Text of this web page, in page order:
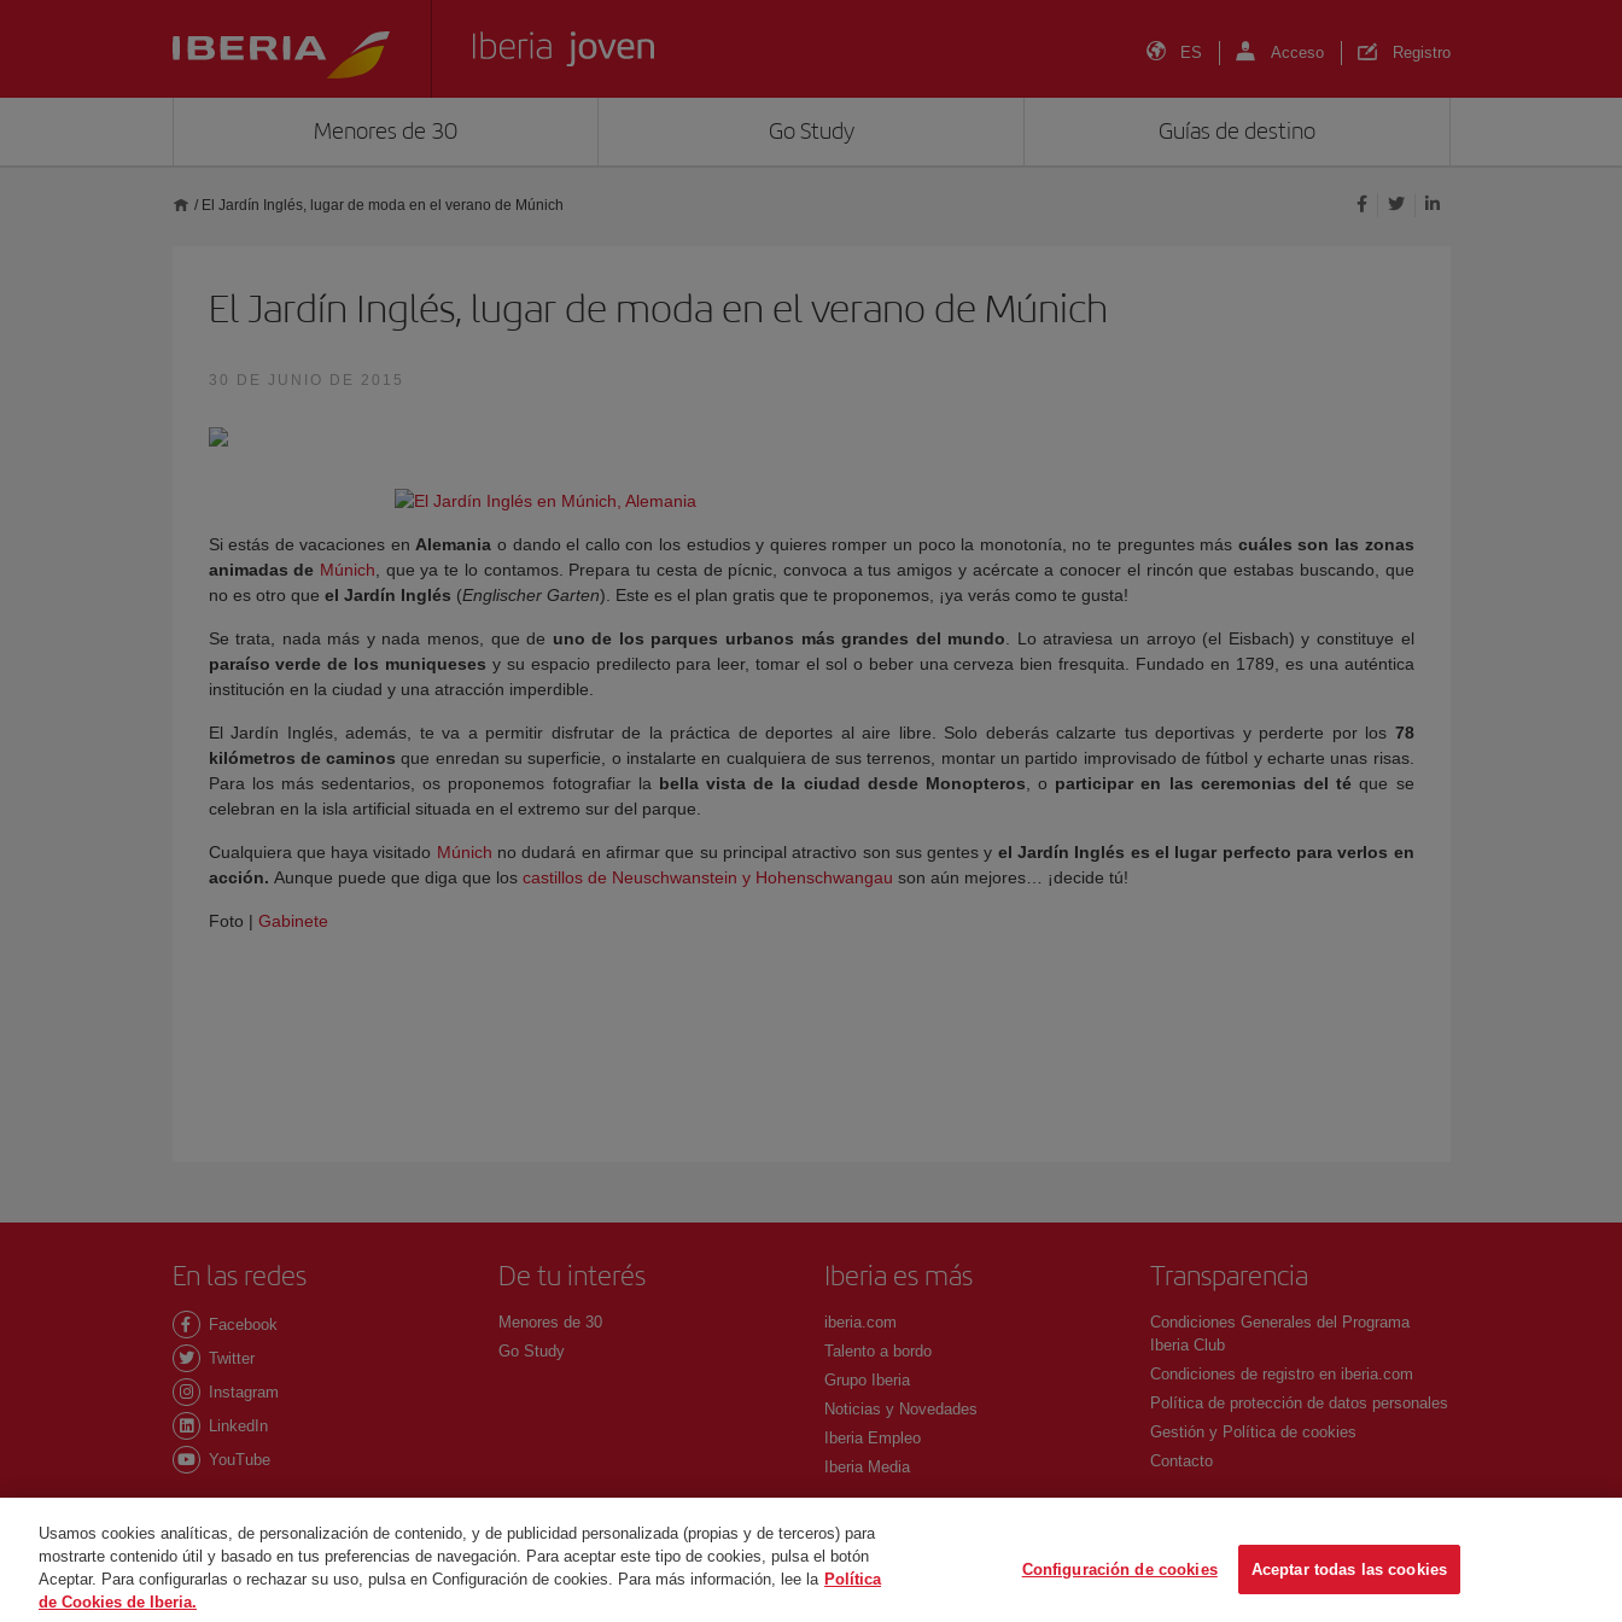
ES Acceso Registro
Menores de 30 Go Study Guías de destino
/ El Jardín Inglés, lugar de moda en el verano de Múnich
El Jardín Inglés, lugar de moda en el verano de Múnich
30 DE JUNIO DE 2015
Si estás de vacaciones en Alemania o dando el callo con los estudios y quieres romper un poco la monotonía, no te preguntes más cuáles son las zonas
animadas de Múnich , que ya te lo contamos. Prepara tu cesta de pícnic, convoca a tus amigos y acércate a conocer el rincón que estabas buscando, que
no es otro que el Jardín Inglés (Englischer Garten). Este es el plan gratis que te proponemos, ¡ya verás como te gusta!
Se trata, nada más y nada menos, que de uno de los parques urbanos más grandes del mundo . Lo atraviesa un arroyo (el Eisbach) y constituye el
paraíso verde de los muniqueses y su espacio predilecto para leer, tomar el sol o beber una cerveza bien fresquita. Fundado en 1789, es una auténtica
institución en la ciudad y una atracción imperdible.
El Jardín Inglés, además, te va a permitir disfrutar de la práctica de deportes al aire libre. Solo deberás calzarte tus deportivas y perderte por los 78
kilómetros de caminos que enredan su superficie, o instalarte en cualquiera de sus terrenos, montar un partido improvisado de fútbol y echarte unas risas.
Para los más sedentarios, os proponemos fotografiar la bella vista de la ciudad desde Monopteros , o participar en las ceremonias del té que se
celebran en la isla artificial situada en el extremo sur del parque.
Cualquiera que haya visitado Múnich no dudará en afirmar que su principal atractivo son sus gentes y el Jardín Inglés es el lugar perfecto para verlos en
acción. Aunque puede que diga que los castillos de Neuschwanstein y Hohenschwangau son aún mejores… ¡decide tú!
Foto | Gabinete
En las redes
Facebook
Twitter
Instagram
LinkedIn
YouTube
De tu interés
Menores de 30
Go Study
Iberia es más
iberia.com
Talento a bordo
Grupo Iberia
Noticias y Novedades
Iberia Empleo
Iberia Media
Transparencia
Condiciones Generales del Programa
Iberia Club
Condiciones de registro en iberia.com
Política de protección de datos personales
Gestión y Política de cookies
Contacto
©Iberia Joven 2026. Todos los derechos reservados.
Usamos cookies analíticas, de personalización de contenido, y de publicidad personalizada (propias y de terceros) para
mostrarte contenido útil y basado en tus preferencias de navegación. Para aceptar este tipo de cookies, pulsa el botón
Aceptar. Para configurarlas o rechazar su uso, pulsa en Configuración de cookies. Para más información, lee la Política
de Cookies de Iberia.
Configuración de cookies Aceptar todas las cookies